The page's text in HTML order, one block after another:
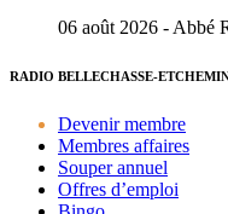
06 août 2026 - Abbé
RADIO BELLECHASSE-
Devenir membre
Membres affaires
Souper annuel
Offres d’emploi